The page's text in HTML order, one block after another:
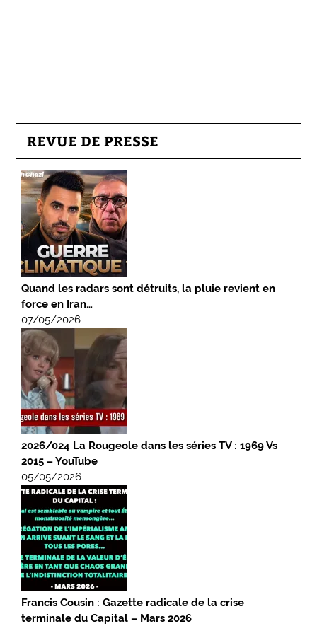
REVUE DE PRESSE
Quand les radars sont détruits, la pluie revient en
force en Iran…
07/05/2026
2026/024 La Rougeole dans les séries TV : 1969 Vs
2015 – YouTube
05/05/2026
Francis Cousin : Gazette radicale de la crise
terminale du Capital – Mars 2026